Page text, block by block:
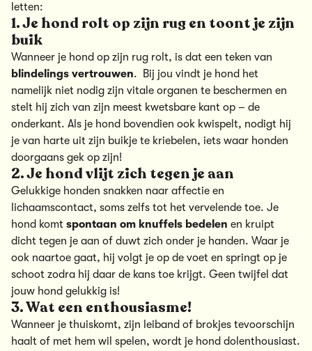
letten:
1. Je hond rolt op zijn rug en toont je zijn
buik
Wanneer je hond op zijn rug rolt, is dat een teken van
blindelings vertrouwen. Bij jou vindt je hond het
namelijk niet nodig zijn vitale organen te beschermen en
stelt hij zich van zijn meest kwetsbare kant op – de
onderkant. Als je hond bovendien ook kwispelt, nodigt hij
je van harte uit zijn buikje te kriebelen, iets waar honden
doorgaans gek op zijn!
2. Je hond vlijt zich tegen je aan
Gelukkige honden snakken naar affectie en
lichaamscontact, soms zelfs tot het vervelende toe. Je
hond komt spontaan om knuffels bedelen en kruipt
dicht tegen je aan of duwt zich onder je handen. Waar je
ook naartoe gaat, hij volgt je op de voet en springt op je
schoot zodra hij daar de kans toe krijgt. Geen twijfel dat
jouw hond gelukkig is!
3. Wat een enthousiasme!
Wanneer je thuiskomt, zijn leiband of brokjes tevoorschijn
haalt of met hem wil spelen, wordt je hond dolenthousiast.